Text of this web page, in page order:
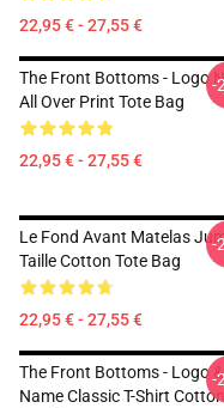
22,95 € - 27,55 €
The Front Bottoms - Logo
All Over Print Tote Bag
22,95 € - 27,55 €
-
Le Fond Avant Matelas
Taille Cotton Tote Bag
22,95 € - 27,55 €
-
The Front Bottoms - Logo &
Name Classic T-Shirt Cotton
-